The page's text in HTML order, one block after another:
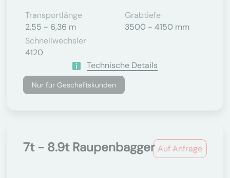
Transportlänge
2,55 - 6,36 m
Grabtiefe
3500 - 4150 mm
Schnellwechsler
4120
Technische Details
Nur für Geschäftskunden
Auf Anfrage
7t - 8.9t Raupenbagger